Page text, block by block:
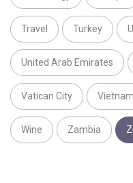
Travel Turkey
United Arab Emirates
Vatican City Vietnam
Wine Zambia